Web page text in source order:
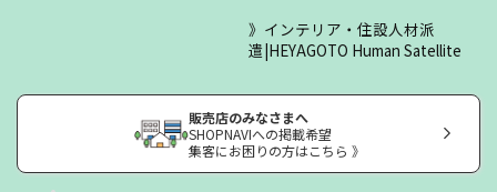
インテリア・住設人材派
遣|HEYAGOTO Human Satellite
販売店のみなさまへ
SHOPNAVIへの掲載希望
集客にお困りの方はこちら 》